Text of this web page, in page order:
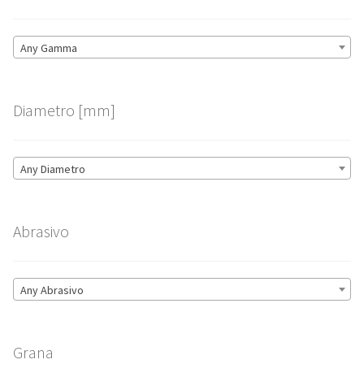
Any Gamma
Diametro [mm]
Any Diametro
Abrasivo
Any Abrasivo
Grana